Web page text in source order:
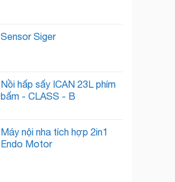
Sensor Siger
Nồi hấp sấy ICAN 23L phím
bấm - CLASS - B
Máy nội nha tích hợp 2in1
Endo Motor